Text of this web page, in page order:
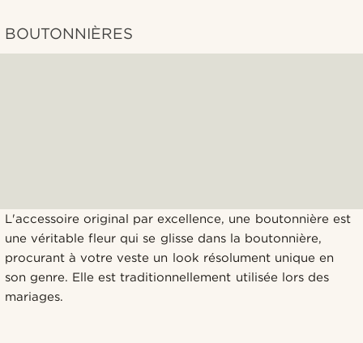
BOUTONNIÈRES
L'accessoire original par excellence, une boutonnière est
une véritable fleur qui se glisse dans la boutonnière,
procurant à votre veste un look résolument unique en
son genre. Elle est traditionnellement utilisée lors des
mariages.